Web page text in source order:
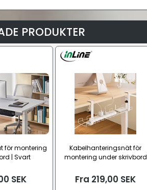
PRODUKTER
för montering
| Svart
SEK
Kabelhanteringsnät för
montering under skrivbord
Fra 219,00 SEK